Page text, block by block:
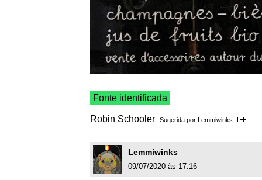
Fonte identificada
Robin Schooler Sugerida por Lemmiwinks
Lemmiwinks
09/07/2020 às 17:16